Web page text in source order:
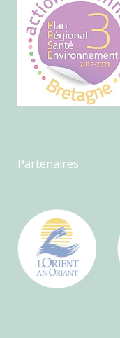
Partenaires